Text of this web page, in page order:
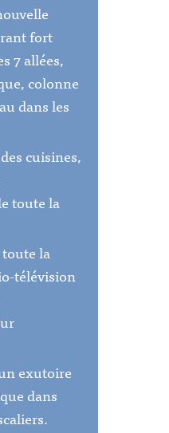
fort
7 allées,
colonne
dans les
cuisines,
toute la
la
télévision
exutoire
dans